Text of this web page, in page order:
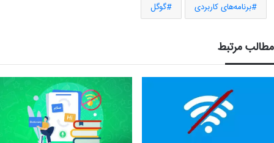
برنامه‌های کاربردی گوگل
مطالب مرتبط